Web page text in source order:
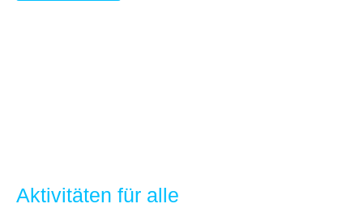
Aktivitäten für alle